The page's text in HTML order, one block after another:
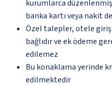
kurumlarca
banka kartı veya nakit
Özel talepler, otele giriş
bağlıdır ve ek ödeme
edilemez
Bu konaklama yerinde
edilmektedir